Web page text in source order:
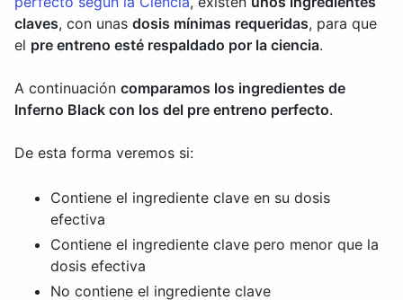
claves, con unas dosis mínimas requeridas, para que
el pre entreno esté respaldado por la ciencia.
A continuación comparamos los ingredientes de
Inferno Black con los del pre entreno perfecto.
De esta forma veremos si:
Contiene el ingrediente clave en su dosis
efectiva
Contiene el ingrediente clave pero menor que la
dosis efectiva
No contiene el ingrediente clave